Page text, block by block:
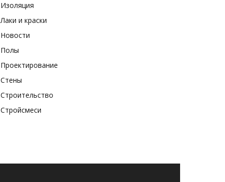
Изоляция
Лаки и краски
Новости
Полы
Проектирование
Стены
Строительство
Стройсмеси